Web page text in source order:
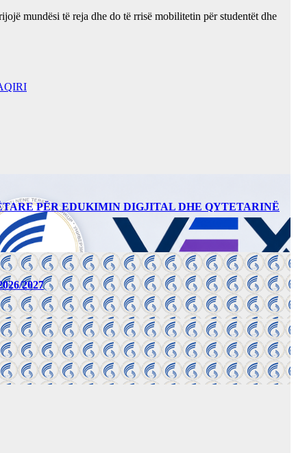
mundësi të reja dhe do të rrisë mobilitetin për studentët dhe
PËR EDUKIMIN DIGJITAL DHE QYTETARINË
2027